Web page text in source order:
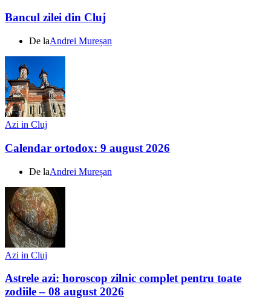
Bancul zilei din Cluj
De laAndrei Mureșan
Azi in Cluj
Calendar ortodox: 9 august 2026
De laAndrei Mureșan
Azi in Cluj
Astrele azi: horoscop zilnic complet pentru toate
zodiile – 08 august 2026